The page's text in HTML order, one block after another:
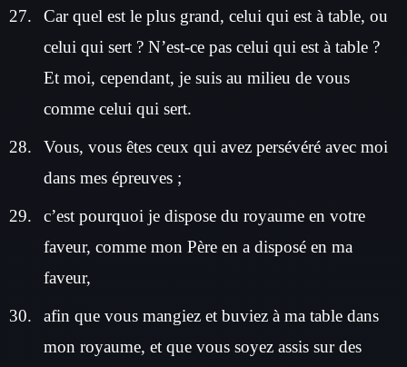
Car quel est le plus grand, celui qui est à table, ou
celui qui sert ? N’est-ce pas celui qui est à table ?
Et moi, cependant, je suis au milieu de vous
comme celui qui sert.
Vous, vous êtes ceux qui avez persévéré avec moi
dans mes épreuves ;
c’est pourquoi je dispose du royaume en votre
faveur, comme mon Père en a disposé en ma
faveur,
afin que vous mangiez et buviez à ma table dans
mon royaume, et que vous soyez assis sur des